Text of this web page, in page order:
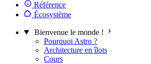
Référence
Écosystème
Bienvenue le monde !
Pourquoi Astro ?
Architecture en îlots
Cours